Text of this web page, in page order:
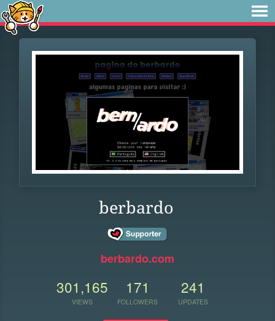
berbardo
berbardo.com
301,165
VIEWS
171
FOLLOWERS
241
UPDATES